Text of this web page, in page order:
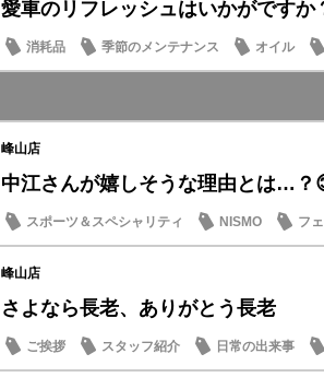
愛車のリフレッシュはいかがですか
消耗品 季節のメンテナンス オイル
峰山店
中江さんが嬉しそうな理由とは…？
スポーツ＆スペシャリティ NISMO
フ
スタッフ紹介
峰山店
さよなら長老、ありがとう長老
ご挨拶 スタッフ紹介 日常の出来事